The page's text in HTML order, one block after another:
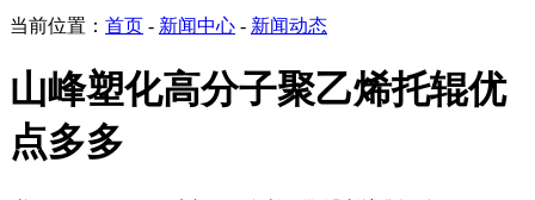
当前位置： 首页 - 新闻中心 - 新闻动态
山峰塑化高分子聚乙烯托辊优
点多多